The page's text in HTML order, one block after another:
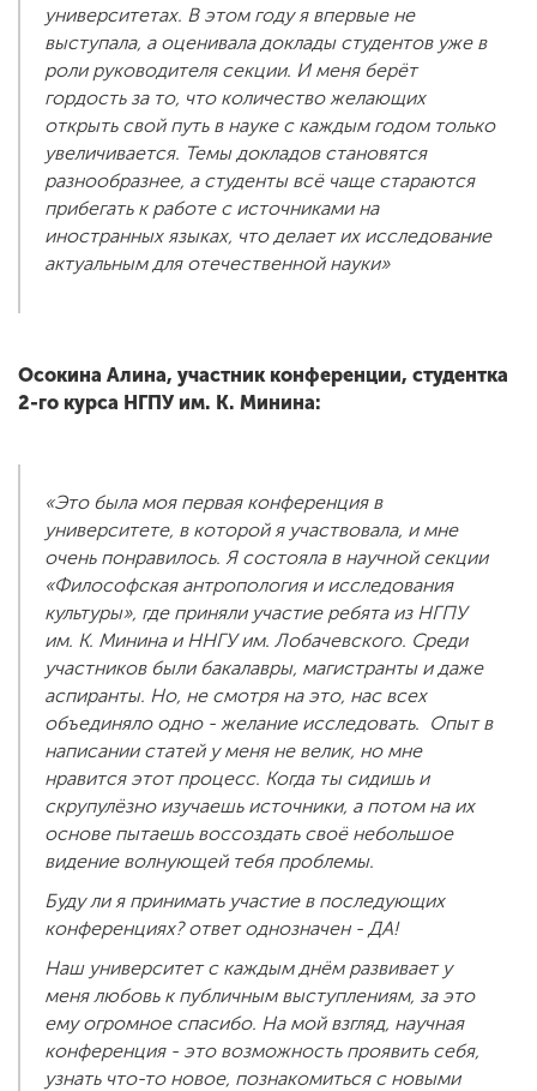
университетах. В этом году я впервые не
выступала, а оценивала доклады студентов уже в
роли руководителя секции. И меня берёт
гордость за то, что количество желающих
открыть свой путь в науке с каждым годом только
увеличивается. Темы докладов становятся
разнообразнее, а студенты всё чаще стараются
прибегать к работе с источниками на
иностранных языках, что делает их исследование
актуальным для отечественной науки»
Осокина Алина, участник конференции, студентка
2-го курса НГПУ им. К. Минина:
«Это была моя первая конференция в
университете, в которой я участвовала, и мне
очень понравилось. Я состояла в научной секции
«Философская антропология и исследования
культуры», где приняли участие ребята из НГПУ
им. К. Минина и ННГУ им. Лобачевского. Среди
участников были бакалавры, магистранты и даже
аспиранты. Но, не смотря на это, нас всех
объединяло одно - желание исследовать. Опыт в
написании статей у меня не велик, но мне
нравится этот процесс. Когда ты сидишь и
скрупулёзно изучаешь источники, а потом на их
основе пытаешь воссоздать своё небольшое
видение волнующей тебя проблемы.
Буду ли я принимать участие в последующих
конференциях? ответ однозначен - ДА!
Наш университет с каждым днём развивает у
меня любовь к публичным выступлениям, за это
ему огромное спасибо. На мой взгляд, научная
конференция - это возможность проявить себя,
узнать что-то новое, познакомиться с новыми